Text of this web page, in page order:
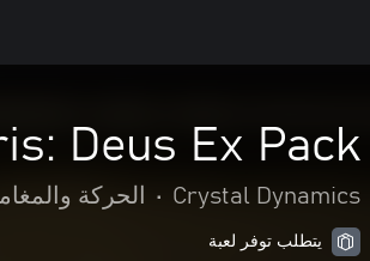
Deus Ex Pack
Crystal Dynamics
• الحركة
يتطلب توفر لعبة